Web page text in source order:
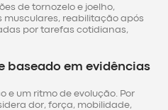
de tornozelo e joelho,
musculares, reabilitação após
por tarefas cotidianas,
baseado em evidências
e um ritmo de evolução. Por
dor, força, mobilidade,